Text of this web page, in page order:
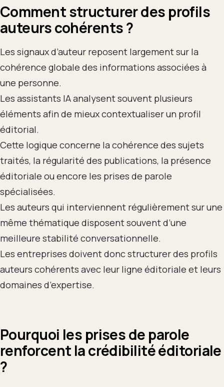
Comment structurer des profils
auteurs cohérents ?
Les signaux d’auteur reposent largement sur la
cohérence globale des informations associées à
une personne.
Les assistants IA analysent souvent plusieurs
éléments afin de mieux contextualiser un profil
éditorial.
Cette logique concerne la cohérence des sujets
traités, la régularité des publications, la présence
éditoriale ou encore les prises de parole
spécialisées.
Les auteurs qui interviennent régulièrement sur une
même thématique disposent souvent d’une
meilleure stabilité conversationnelle.
Les entreprises doivent donc structurer des profils
auteurs cohérents avec leur ligne éditoriale et leurs
domaines d’expertise.
Pourquoi les prises de parole
renforcent la crédibilité éditoriale
?